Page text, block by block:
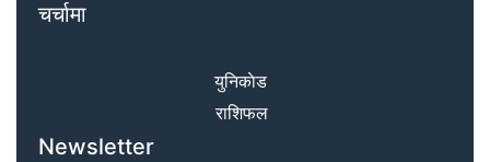
चर्चामा
युनिकाेड
राशिफल
Newsletter